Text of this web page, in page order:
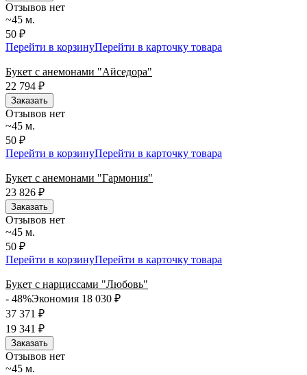
Отзывов нет
~45 м.
50 ₽
Перейти в корзинуПерейти в карточку товара
Букет с анемонами "Айседора"
22 794 ₽
Заказать
Отзывов нет
~45 м.
50 ₽
Перейти в корзинуПерейти в карточку товара
Букет с анемонами "Гармония"
23 826 ₽
Заказать
Отзывов нет
~45 м.
50 ₽
Перейти в корзинуПерейти в карточку товара
Букет с нарциссами "Любовь"
- 48%Экономия 18 030 ₽
37 371 ₽
19 341 ₽
Заказать
Отзывов нет
~45 м.